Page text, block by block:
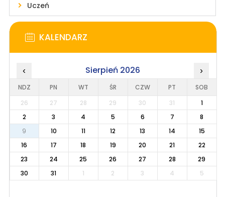
Uczeń
KALENDARZ
‹ Sierpień 2026 ›
NDZ PN WT ŚR CZW PT
SOB
26
27 28 29 30 31
1
2
3 4 5 6 7
8
9
10 11 12 13 14
15
16
17 18 19 20 21
22
23
24 25 26 27 28
29
30
31 1 2 3 4 5